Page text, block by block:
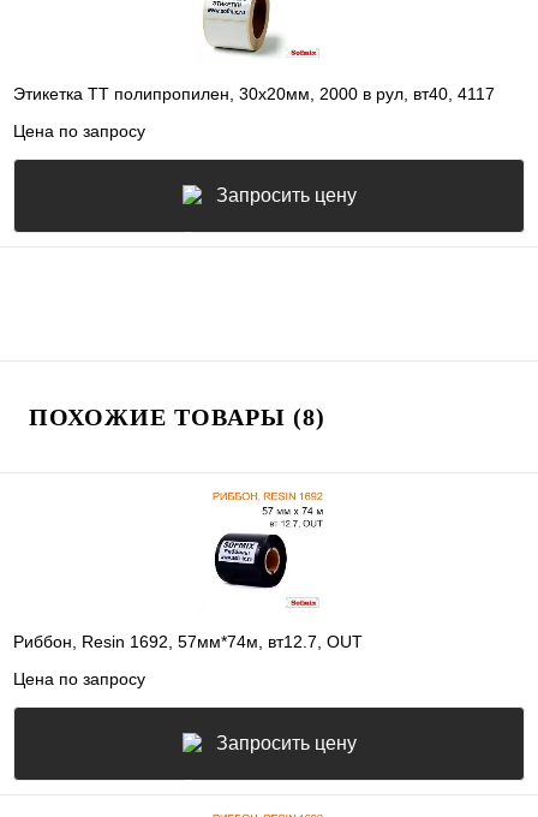
Этикетка ТТ полипропилен, 30х20мм, 2000 в рул, вт40, 4117
Цена по запросу
Запросить цену
ПОХОЖИЕ ТОВАРЫ (8)
Риббон, Resin 1692, 57мм*74м, вт12.7, OUT
Цена по запросу
Запросить цену